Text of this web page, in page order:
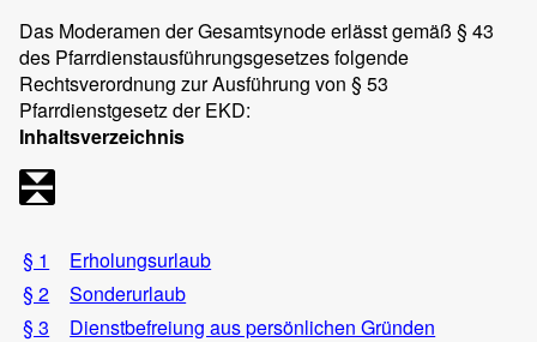
Das Moderamen der Gesamtsynode erlässt gemäß § 43
des Pfarrdienstausführungsgesetzes folgende
Rechtsverordnung zur Ausführung von § 53
Pfarrdienstgesetz der EKD:
Inhaltsverzeichnis
§ 1
Erholungsurlaub
§ 2
Sonderurlaub
§ 3
Dienstbefreiung aus persönlichen Gründen